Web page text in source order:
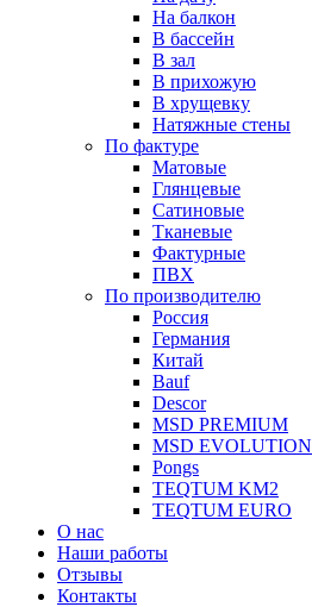
На балкон
В бассейн
В зал
В прихожую
В хрущевку
Натяжные стены
По фактуре
Матовые
Глянцевые
Сатиновые
Тканевые
Фактурные
ПВХ
По производителю
Россия
Германия
Китай
Вauf
Descor
MSD PREMIUM
MSD EVOLUTION
Pongs
TEQTUM KM2
TEQTUM EURO
О нас
Наши работы
Отзывы
Контакты